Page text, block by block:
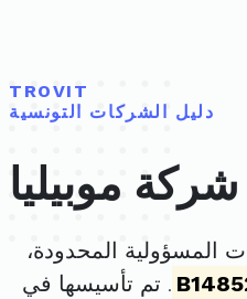
TROVIT
دليل الشركات التونسية
شركة موبيليا
المسؤولية المحدودة،
. تم تأسيسها في